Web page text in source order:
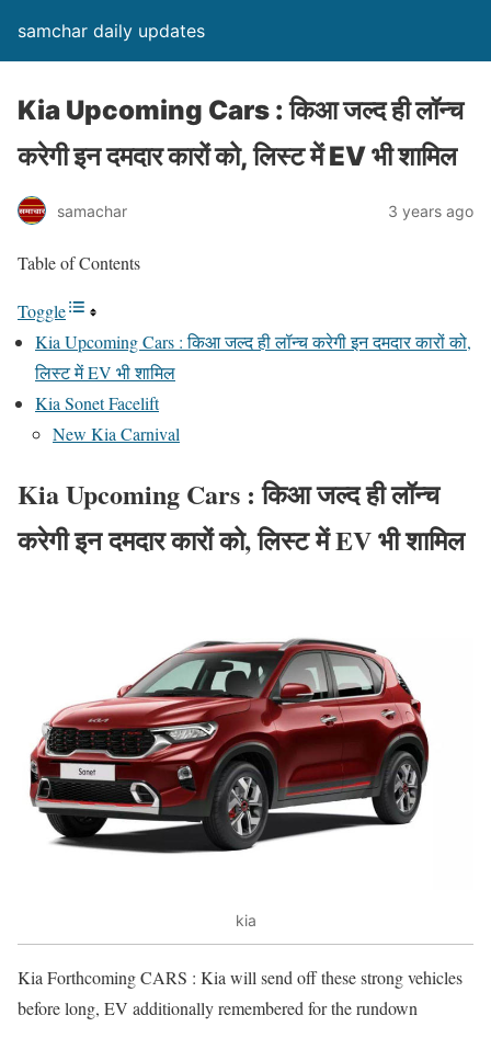
samchar daily updates
Kia Upcoming Cars : किआ जल्द ही लॉन्च
करेगी इन दमदार कारों को, लिस्ट में EV भी शामिल
samachar 3 years ago
Table of Contents
Toggle
Kia Upcoming Cars : किआ जल्द ही लॉन्च करेगी इन दमदार कारों को,
लिस्ट में EV भी शामिल
Kia Sonet Facelift
New Kia Carnival
Kia Upcoming Cars : किआ जल्द ही लॉन्च
करेगी इन दमदार कारों को, लिस्ट में EV भी शामिल
kia
Kia Forthcoming CARS : Kia will send off these strong vehicles
before long, EV additionally remembered for the rundown